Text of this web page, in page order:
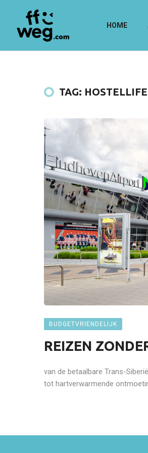
HOME
TAG: HOSTELLIFE
BUDGETVRIENDELIJK
REIZEN
van de betaalbare Trans-
tot hartverwarmende